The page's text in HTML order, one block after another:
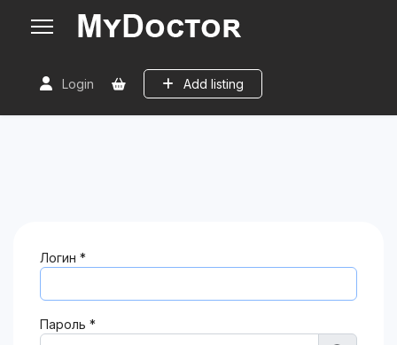
Login Add listing
Логин *
Пароль *